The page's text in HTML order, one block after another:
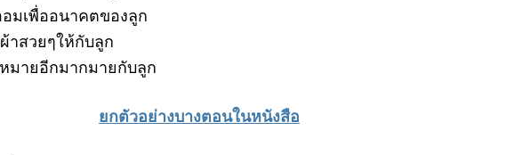
มเพื่ออนาคตของลูก
าสวยๆให้กับลูก
มายอีกมากมายกับลูก
ยกตัวอย่างบางตอนในหนังสือ